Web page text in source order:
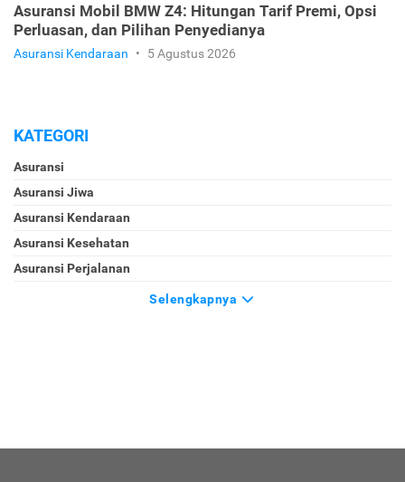
Asuransi Mobil BMW Z4: Hitungan Tarif Premi, Opsi
Perluasan, dan Pilihan Penyedianya
Asuransi Kendaraan • 5 Agustus 2026
KATEGORI
Asuransi
Asuransi Jiwa
Asuransi Kendaraan
Asuransi Kesehatan
Asuransi Perjalanan
Selengkapnya